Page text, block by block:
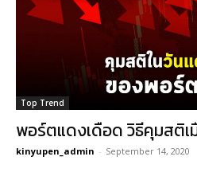
Top Trend
พอร์ตแดงเดือด วิธีคุมสติ
kinyupen_admin - September 14, 2020